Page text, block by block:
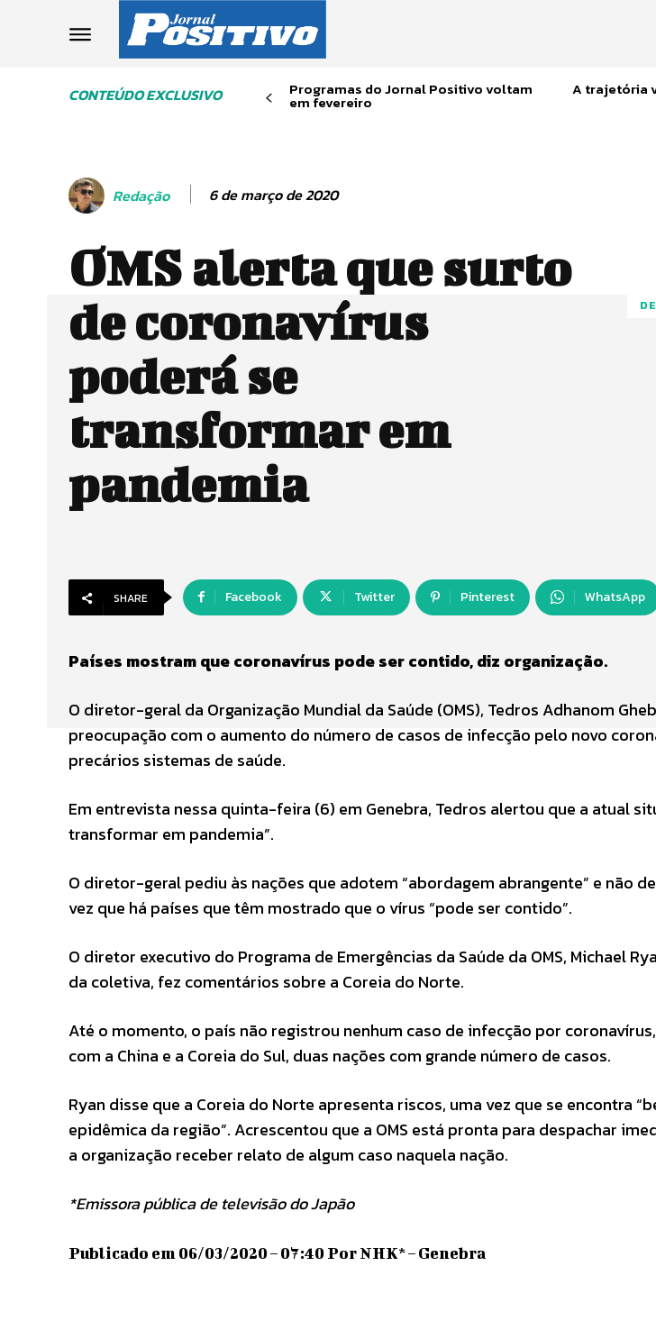
CONTEÚDO EXCLUSIVO Programas do Jornal Positivo voltam
em fevereiro
A trajetória
Redação 6 de março de 2020
OMS alerta que surto
de coronavírus
poderá se
transformar em
pandemia
SHARE Facebook Twitter Pinterest WhatsApp
Países mostram que coronavírus pode ser contido, diz organização.
O diretor-geral da Organização Mundial da Saúde (OMS), Tedros Adhanom
preocupação com o aumento do número de casos de infecção pelo novo
precários sistemas de saúde.
Em entrevista nessa quinta-feira (6) em Genebra, Tedros alertou que a atual
transformar em pandemia”.
O diretor-geral pediu às nações que adotem “abordagem abrangente” e não
vez que há países que têm mostrado que o vírus “pode ser contido”.
O diretor executivo do Programa de Emergências da Saúde da OMS, Michael
da coletiva, fez comentários sobre a Coreia do Norte.
Até o momento, o país não registrou nenhum caso de infecção por
com a China e a Coreia do Sul, duas nações com grande número de casos.
Ryan disse que a Coreia do Norte apresenta riscos, uma vez que se encontra
epidêmica da região”. Acrescentou que a OMS está pronta para despachar
a organização receber relato de algum caso naquela nação.
*Emissora pública de televisão do Japão
Publicado em 06/03/2020 – 07:40 Por NHK* – Genebra